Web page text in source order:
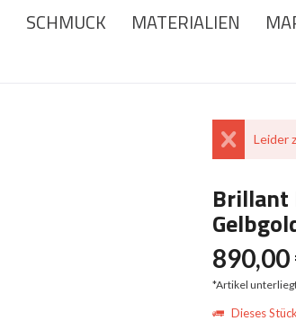
SCHMUCK MATERIALIEN
Leider
Brillant
890,00
*Artikel
Dieses